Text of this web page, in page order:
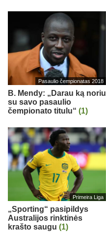
Pasaulio čempionatas 2018
B. Mendy: „Darau ką noriu
su savo pasaulio
čempionato titulu“ (1)
Primeira Liga
„Sporting“ pasipildys
Australijos rinktinės
krašto saugu (1)